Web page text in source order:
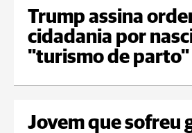
Trump assina
cidadania por
"turismo de parto"
Jovem que sofreu